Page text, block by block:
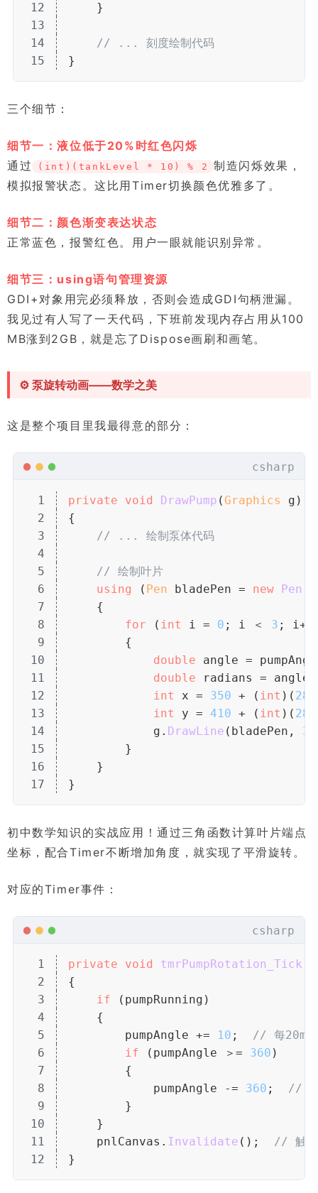
12
}
13
14
// ... 刻度绘制代码
15
}
三个细节：
细节一：液位低于20%时红色闪烁
通过
(int)(tankLevel * 10) % 2
制造闪烁效果，
模拟报警状态。这比用Timer切换颜色优雅多了。
细节二：颜色渐变表达状态
正常蓝色，报警红色。用户一眼就能识别异常。
细节三：using语句管理资源
GDI+对象用完必须释放，否则会造成GDI句柄泄漏。
我见过有人写了一天代码，下班前发现内存占用从100
MB涨到2GB，就是忘了Dispose画刷和画笔。
⚙️ 泵旋转动画——数学之美
这是整个项目里我最得意的部分：
csharp
1 private void DrawPump (Graphics g)
2
{
3
// ... 绘制泵体代码
4
5
// 绘制叶片
6
using ( Pen bladePen = new Pen
7
{
8
for ( int i = 0 ; i ＜ 3 ;
9
{
10
double angle =
11
double radians =
12
int x = 350 + ( int )( 28
13
int y = 410 + ( int )( 28
14
g. DrawLine (bladePen,
15
}
16
}
17
}
初中数学知识的实战应用！通过三角函数计算叶片端点
坐标，配合Timer不断增加角度，就实现了平滑旋转。
对应的Timer事件：
csharp
1 private void tmrPumpRotation_Tick
2
{
3
if (pumpRunning)
4
{
5
pumpAngle += 10 ; // 每20ms
6
if (pumpAngle ＞= 360 )
7
{
8
pumpAngle -= 360 ; // 角
9
}
10
}
11
pnlCanvas. Invalidate (); // 触发
12
}